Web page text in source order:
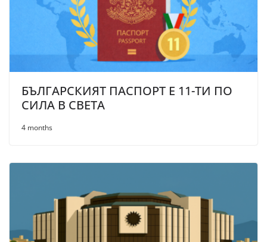
БЪЛГАРСКИЯТ ПАСПОРТ Е 11-ТИ ПО
СИЛА В СВЕТА
4 months